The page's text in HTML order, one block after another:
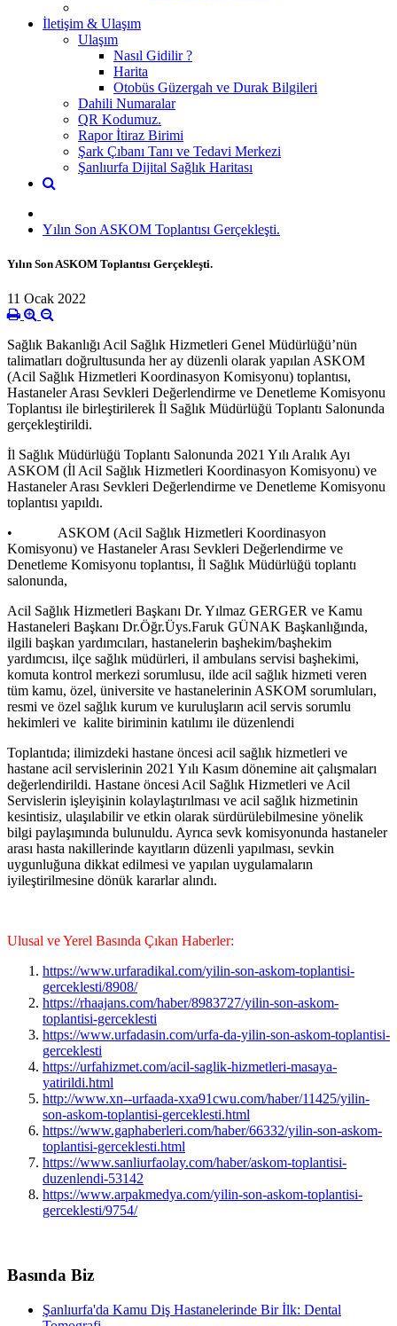
İletişim & Ulaşım
Ulaşım
Nasıl Gidilir ?
Harita
Otobüs Güzergah ve Durak Bilgileri
Dahili Numaralar
QR Kodumuz.
Rapor İtiraz Birimi
Şark Çıbanı Tanı ve Tedavi Merkezi
Şanlıurfa Dijital Sağlık Haritası
Yılın Son ASKOM Toplantısı Gerçekleşti.
Yılın Son ASKOM Toplantısı Gerçekleşti.
11 Ocak 2022
Sağlık Bakanlığı Acil Sağlık Hizmetleri Genel Müdürlüğü’nün
talimatları doğrultusunda her ay düzenli olarak yapılan ASKOM
(Acil Sağlık Hizmetleri Koordinasyon Komisyonu) toplantısı,
Hastaneler Arası Sevkleri Değerlendirme ve Denetleme Komisyonu
Toplantısı ile birleştirilerek İl Sağlık Müdürlüğü Toplantı Salonunda
gerçekleştirildi.
İl Sağlık Müdürlüğü Toplantı Salonunda 2021 Yılı Aralık Ayı
ASKOM (İl Acil Sağlık Hizmetleri Koordinasyon Komisyonu) ve
Hastaneler Arası Sevkleri Değerlendirme ve Denetleme Komisyonu
toplantısı yapıldı.
• ASKOM (Acil Sağlık Hizmetleri Koordinasyon
Komisyonu) ve Hastaneler Arası Sevkleri Değerlendirme ve
Denetleme Komisyonu toplantısı, İl Sağlık Müdürlüğü toplantı
salonunda,
Acil Sağlık Hizmetleri Başkanı Dr. Yılmaz GERGER ve Kamu
Hastaneleri Başkanı Dr.Öğr.Üys.Faruk GÜNAK Başkanlığında,
ilgili başkan yardımcıları, hastanelerin başhekim/başhekim
yardımcısı, ilçe sağlık müdürleri, il ambulans servisi başhekimi,
komuta kontrol merkezi sorumlusu, ilde acil sağlık hizmeti veren
tüm kamu, özel, üniversite ve hastanelerinin ASKOM sorumluları,
resmi ve özel sağlık kurum ve kuruluşların acil servis sorumlu
hekimleri ve kalite biriminin katılımı ile düzenlendi
Toplantıda; ilimizdeki hastane öncesi acil sağlık hizmetleri ve
hastane acil servislerinin 2021 Yılı Kasım dönemine ait çalışmaları
değerlendirildi. Hastane öncesi Acil Sağlık Hizmetleri ve Acil
Servislerin işleyişinin kolaylaştırılması ve acil sağlık hizmetinin
kesintisiz, ulaşılabilir ve etkin olarak sürdürülebilmesine yönelik
bilgi paylaşımında bulunuldu. Ayrıca sevk komisyonunda hastaneler
arası hasta nakillerinde kayıtların düzenli yapılması, sevkin
uygunluğuna dikkat edilmesi ve yapılan uygulamaların
iyileştirilmesine dönük kararlar alındı.
Ulusal ve Yerel Basında Çıkan Haberler:
https://www.urfaradikal.com/yilin-son-askom-toplantisi-
gerceklesti/8908/
https://rhaajans.com/haber/8983727/yilin-son-askom-
toplantisi-gerceklesti
https://www.urfadasin.com/urfa-da-yilin-son-askom-toplantisi-
gerceklesti
https://urfahizmet.com/acil-saglik-hizmetleri-masaya-
yatirildi.html
http://www.xn--urfaada-xxa91cwu.com/haber/11425/yilin-
son-askom-toplantisi-gerceklesti.html
https://www.gaphaberleri.com/haber/66332/yilin-son-askom-
toplantisi-gerceklesti.html
https://www.sanliurfaolay.com/haber/askom-toplantisi-
duzenlendi-53142
https://www.arpakmedya.com/yilin-son-askom-toplantisi-
gerceklesti/9754/
Basında Biz
Şanlıurfa'da Kamu Diş Hastanelerinde Bir İlk: Dental